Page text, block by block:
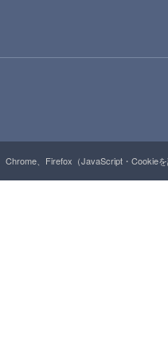
Chrome、Firefox（JavaScript・Cookie